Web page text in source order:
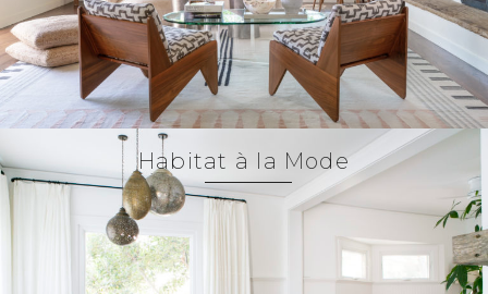
Habitat à la Mode